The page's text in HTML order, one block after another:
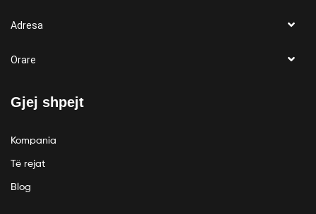
Adresa
Orare
Gjej shpejt
Kompania
Të rejat
Blog